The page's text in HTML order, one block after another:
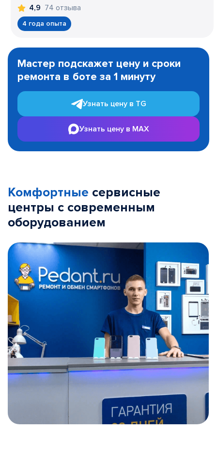
4,9 74 отзыва
4 года опыта
1
Мастер подскажет цену и сроки
ремонта в боте за 1 минуту
Узнать цену в TG
Узнать цену в MAX
Комфортные сервисные
центры с современным
оборудованием